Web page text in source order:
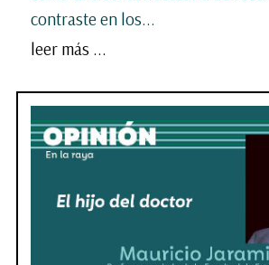
contraste en los...
leer más ...